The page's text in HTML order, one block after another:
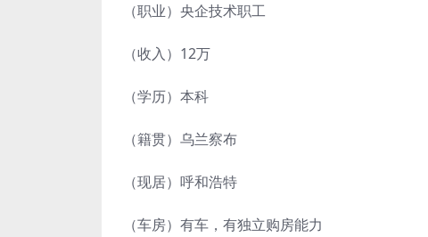
（职业）央企技术职工
（收入）12万
（学历）本科
（籍贯）乌兰察布
（现居）呼和浩特
（车房）有车，有独立购房能力